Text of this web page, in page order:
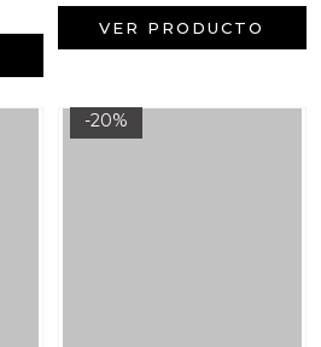
VER PRODUCTO
-20%